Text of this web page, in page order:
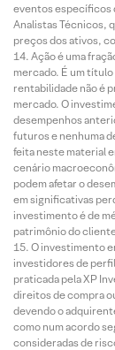
eventos específicos
Analistas Técnicos,
preços dos ativos,
Ação é uma
mercado. É um
rentabilidade não é
mercado. O
desempenhos
futuros e nenhuma
feita neste material
cenário
podem afetar o
em significativas
investimento é de
patrimônio do
O investimento
investidores de
praticada pela XP
direitos de compra
devendo o
como num acordo
consideradas de